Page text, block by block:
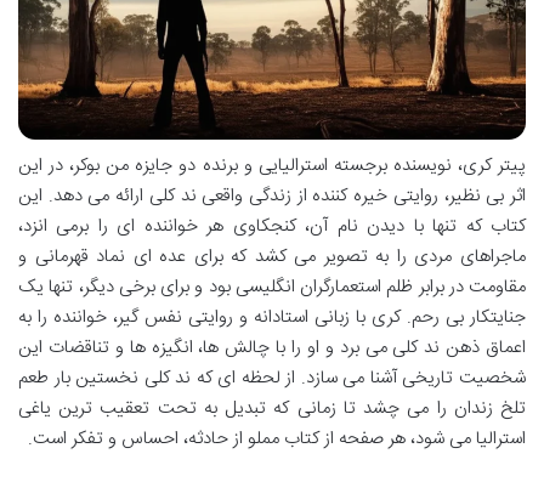
پیتر کری، نویسنده برجسته استرالیایی و برنده دو جایزه من بوکر، در این
اثر بی نظیر، روایتی خیره کننده از زندگی واقعی ند کلی ارائه می دهد. این
کتاب که تنها با دیدن نام آن، کنجکاوی هر خواننده ای را برمی انزد،
ماجراهای مردی را به تصویر می کشد که برای عده ای نماد قهرمانی و
مقاومت در برابر ظلم استعمارگران انگلیسی بود و برای برخی دیگر، تنها یک
جنایتکار بی رحم. کری با زبانی استادانه و روایتی نفس گیر، خواننده را به
اعماق ذهن ند کلی می برد و او را با چالش ها، انگیزه ها و تناقضات این
شخصیت تاریخی آشنا می سازد. از لحظه ای که ند کلی نخستین بار طعم
تلخ زندان را می چشد تا زمانی که تبدیل به تحت تعقیب ترین یاغی
استرالیا می شود، هر صفحه از کتاب مملو از حادثه، احساس و تفکر است.